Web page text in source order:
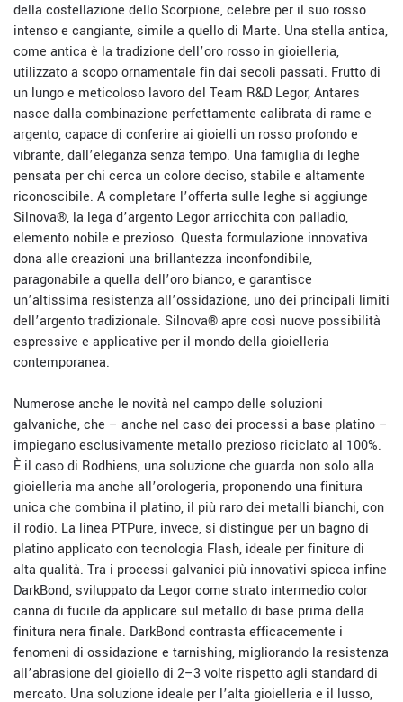
della costellazione dello Scorpione, celebre per il suo rosso
intenso e cangiante, simile a quello di Marte. Una stella antica,
come antica è la tradizione dell’oro rosso in gioielleria,
utilizzato a scopo ornamentale fin dai secoli passati. Frutto di
un lungo e meticoloso lavoro del Team R&D Legor, Antares
nasce dalla combinazione perfettamente calibrata di rame e
argento, capace di conferire ai gioielli un rosso profondo e
vibrante, dall’eleganza senza tempo. Una famiglia di leghe
pensata per chi cerca un colore deciso, stabile e altamente
riconoscibile. A completare l’offerta sulle leghe si aggiunge
Silnova®, la lega d’argento Legor arricchita con palladio,
elemento nobile e prezioso. Questa formulazione innovativa
dona alle creazioni una brillantezza inconfondibile,
paragonabile a quella dell’oro bianco, e garantisce
un’altissima resistenza all’ossidazione, uno dei principali limiti
dell’argento tradizionale. Silnova® apre così nuove possibilità
espressive e applicative per il mondo della gioielleria
contemporanea.
Numerose anche le novità nel campo delle soluzioni
galvaniche, che – anche nel caso dei processi a base platino –
impiegano esclusivamente metallo prezioso riciclato al 100%.
È il caso di Rodhiens, una soluzione che guarda non solo alla
gioielleria ma anche all’orologeria, proponendo una finitura
unica che combina il platino, il più raro dei metalli bianchi, con
il rodio. La linea PTPure, invece, si distingue per un bagno di
platino applicato con tecnologia Flash, ideale per finiture di
alta qualità. Tra i processi galvanici più innovativi spicca infine
DarkBond, sviluppato da Legor come strato intermedio color
canna di fucile da applicare sul metallo di base prima della
finitura nera finale. DarkBond contrasta efficacemente i
fenomeni di ossidazione e tarnishing, migliorando la resistenza
all’abrasione del gioiello di 2–3 volte rispetto agli standard di
mercato. Una soluzione ideale per l’alta gioielleria e il lusso,